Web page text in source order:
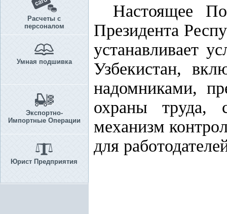
Расчеты с
персоналом
Умная подшивка
Экспортно-
Импортные Операции
Юрист Предприятия
Настоящее
Президента
устанавливает
Узбекистан,
надомниками,
охраны труда,
механизм
для